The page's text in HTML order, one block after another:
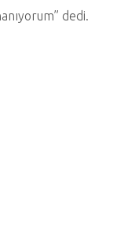
dedi.